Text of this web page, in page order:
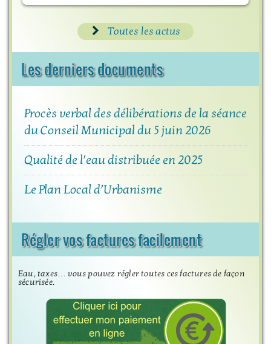
Toutes les actus
Les derniers documents
Procès verbal des délibérations de la séance
du Conseil Municipal du 5 juin 2026
Qualité de l’eau distribuée en 2025
Le Plan Local d’Urbanisme
Régler vos factures facilement
Eau, taxes… vous pouvez régler toutes ces factures de façon
sécurisée.